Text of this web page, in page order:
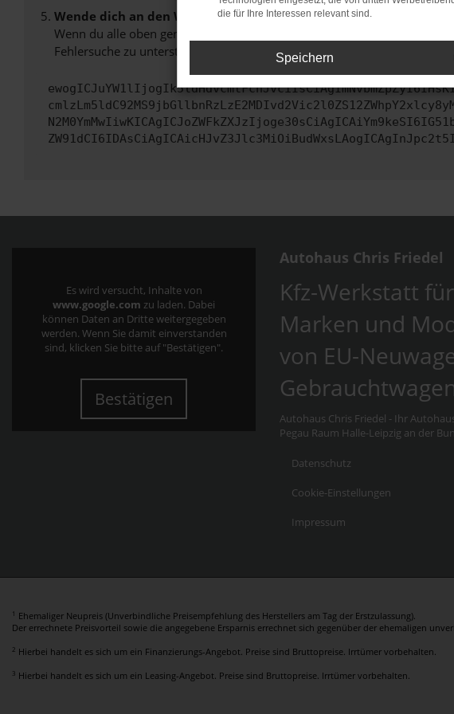
Wende dich an den Webseitenbetreiber.
Wenn du alle oben genannten Schritte versucht hast, kontaktiere uns
Fehlersuche zu unterstützen:
Es wird versucht, Inhalte von
www.google.com zu laden. Dabei
können Daten an Dritte weitergegeben
werden. Wenn Sie damit einverstanden
sind, klicken Sie bitte auf "Bestätigen".
Bestätigen
Autohaus Chris Friedel
Kfz-Werkstatt
Marken und
von EU-
Autohaus Chris Friedel - Ihr
Pegau Raum Halle-Leipzig an der
Datenschutz
Cookie-Einstellungen
Impressum
1 Ehemaliger Neupreis (Unverbindliche Preisempfehlung des Herstellers am Tag der Erstzulassung).
Der errechnete Preisvorteil sowie die angegebene Ersparnis errechnet sich gegenüber der ehemaligen
2 Hierbei handelt es sich um ein Finanzierungs-Angebot. Preise sind Bruttopreise. Irrtümer vorbehalten.
3 Hierbei handelt es sich um ein Leasing-Angebot. Preise sind Bruttopreise. Irrtümer vorbehalten.
die für Ihre Interessen relevant sind.
Speichern